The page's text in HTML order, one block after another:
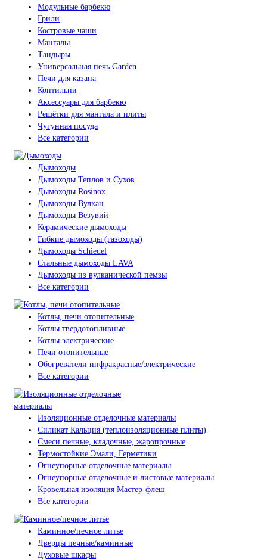
Модульные барбекю
Грили
Костровые чаши
Мангалы
Тандыры
Универсальная печь Garden
Печи для казана
Коптильни
Аксессуары для барбекю
Решётки для мангала и плиты
Чугунная посуда
Все категории
Дымоходы
Дымоходы Теплов и Сухов
Дымоходы Rosinox
Дымоходы Вулкан
Дымоходы Везувий
Керамические дымоходы
Гибкие дымоходы (газоходы)
Дымоходы Schiedel
Стальные дымоходы LAVA
Дымоходы из вулканической пемзы
Все категории
Котлы, печи отопительные
Котлы твердотопливные
Котлы электрические
Печи отопительные
Обогреватели инфракрасные/электрические
Все категории
Изоляционные отделочные материалы
Силикат Кальция (теплоизоляционные плиты)
Смеси печные, кладочные, жаропрочные
Термостойкие Эмали, Герметики
Огнеупорные отделочные материалы
Огнеупорные отделочные и листовые материалы
Кровельная изоляция Мастер-флеш
Все категории
Каминное/печное литье
Дверцы печные/каминные
Духовые шкафы